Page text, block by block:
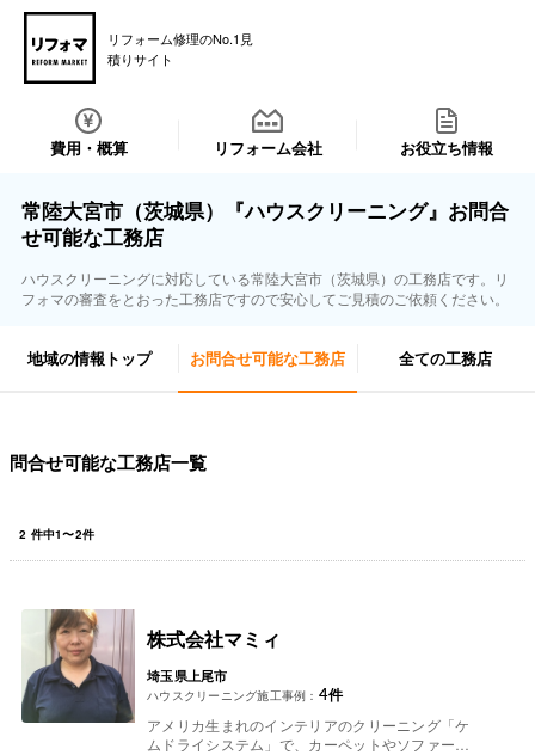
リフォーム修理のNo.1見
積りサイト
費用・概算 リフォーム会社 お役立ち情報
常陸大宮市（茨城県）『ハウスクリーニング』お問合
せ可能な工務店
ハウスクリーニングに対応している常陸大宮市（茨城県）の工務店です。リ
フォマの審査をとおった工務店ですので安心してご見積のご依頼ください。
地域の情報トップ お問合せ可能な工務店 全ての工務店
問合せ可能な工務店一覧
2 件中1〜2件
株式会社マミィ
埼玉県上尾市
ハウスクリーニング施工事例： 4件
アメリカ生まれのインテリアのクリーニング「ケ
ムドライシステム」で、カーペットやソファー・